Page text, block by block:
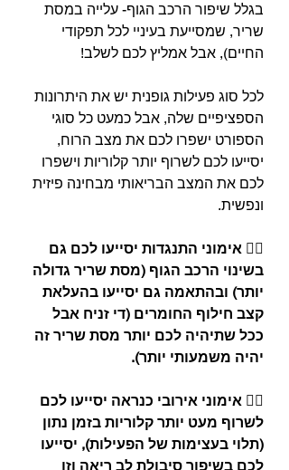
בגלל שיפור הרכב הגוף- עלייה במסת
שריר, שמסייעת בעיניי לכל תפקודי
החיים), אבל אמליץ לכם לשלב!
לכל סוג פעילות גופנית יש את היתרונות
הספציפיים שלה, אבל כמעט כל סוגי
הספורט ישפרו לכם את מצב הרוח,
יסייעו לכם לשרוף יותר קלוריות וישפרו
לכם את המצב הבריאותי מבחינה פיזית
ונפשית.
🏋️‍♀️ אימוני התנגדות יסייעו לכם גם
בשינוי הרכב הגוף (מסת שריר גדולה
יותר) ובהתאמה גם יסייעו בהעלאת
קצב חילוף החומרים (די זניח אבל
ככל שתיהיה לכם יותר מסת שריר זה
יהיה משמעותי יותר).
🏃‍♀️ אימוני אירובי כנראה יסייעו לכם
לשרוף מעט יותר קלוריות בזמן נתון
(תלוי בעצימות של הפעילות), יסייעו
לכם בשיפור סיבולת לב ריאה וזו